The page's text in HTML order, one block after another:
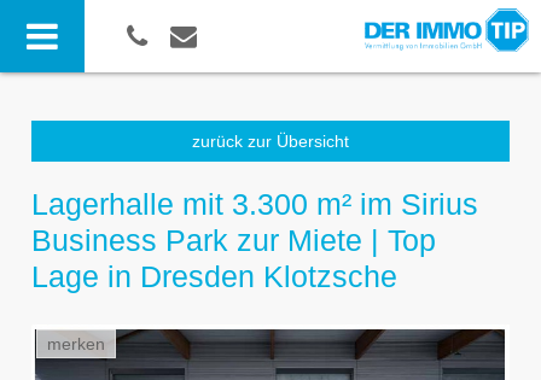
zurück zur Übersicht
Lagerhalle mit 3.300 m² im Sirius
Business Park zur Miete | Top
Lage in Dresden Klotzsche
merken